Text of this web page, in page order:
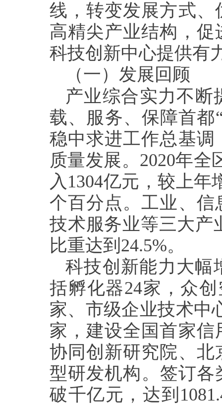
线，转变发展方式
高精尖产业结构，
科技创新中心提供有
（一）发展回顾
产业综合实力不断
载、服务、保障首都
稳中求进工作总基
质量发展。 2020年全
入 1304亿元，较上年
个百分点。工业、
技术服务业等三大产
比重达到 24.5%。
科技创新能力大幅
括孵化器24家，众
家、市级企业技术中
家，建设全国首家
协同创新研究院、
型研发机构。签订各
破千亿元，达到